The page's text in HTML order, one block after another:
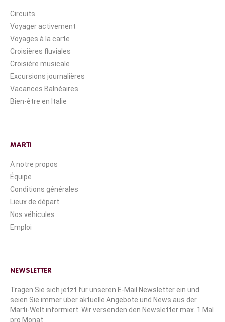
Circuits
Voyager activement
Voyages à la carte
Croisières fluviales
Croisière musicale
Excursions journalières
Vacances Balnéaires
Bien-être en Italie
MARTI
A notre propos
Équipe
Conditions générales
Lieux de départ
Nos véhicules
Emploi
NEWSLETTER
Tragen Sie sich jetzt für unseren E-Mail Newsletter ein und
seien Sie immer über aktuelle Angebote und News aus der
Marti-Welt informiert. Wir versenden den Newsletter max. 1 Mal
pro Monat.